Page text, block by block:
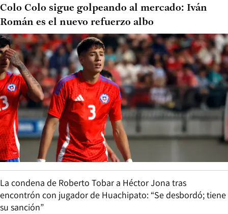
Colo Colo sigue golpeando al mercado: Iván
Román es el nuevo refuerzo albo
La condena de Roberto Tobar a Héctor Jona tras
encontrón con jugador de Huachipato: “Se desbordó; tiene
su sanción”